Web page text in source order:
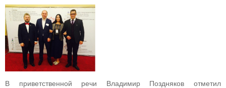
В приветственной речи Владимир Поздняков отметил